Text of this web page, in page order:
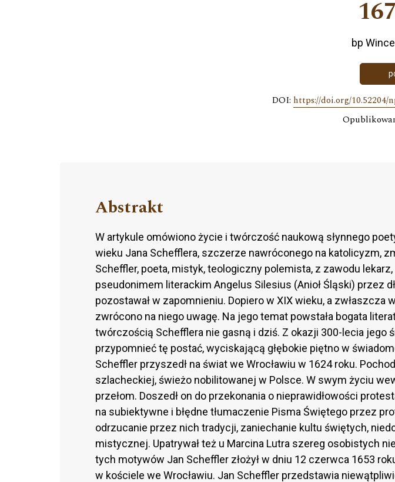
bp
DOI: https://doi.org/10.52204/
Abstrakt
W artykule omówiono życie i twórczość naukową słynnego
wieku Jana Schefflera, szczerze nawróconego na katolicyzm,
Scheffler, poeta, mistyk, teologiczny polemista, z zawodu
pseudonimem literackim Angelus Silesius (Anioł Śląski) przez
pozostawał w zapomnieniu. Dopiero w XIX wieku, a zwłaszcza
zwrócono na niego uwagę. Na jego temat powstała bogata
twórczością Schefflera nie gasną i dziś. Z okazji 300-lecia jego
przypomnieć tę postać, wyciskającą głębokie piętno w
Scheffler przyszedł na świat we Wrocławiu w 1624 roku.
szlacheckiej, świeżo nobilitowanej w Polsce. W swym życiu
przełom. Doszedł on do przekonania o nieprawidłowości
na subiektywne i błędne tłumaczenie Pisma Świętego przez
odrzucanie przez nich tradycji, zaniechanie kultu świętych,
mistycznej. Upatrywał też u Marcina Lutra szereg osobistych
tych motywów Jan Scheffler złożył w dniu 12 czerwca 1653
w kościele we Wrocławiu. Jan Scheffler przedstawia